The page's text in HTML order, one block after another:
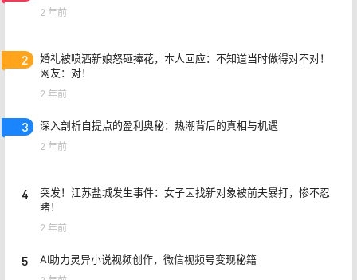
2 年前
2
婚礼被喷酒新娘怒砸捧花，本人回应：不知道当时做得对不对！
网友：对！
2 年前
3 深入剖析自提点的盈利奥秘：热潮背后的真相与机遇
2 年前
4
突发！江苏盐城发生事件：女子因找新对象被前夫暴打，惨不忍
睹！
2 年前
5 AI助力灵异小说视频创作，微信视频号变现秘籍